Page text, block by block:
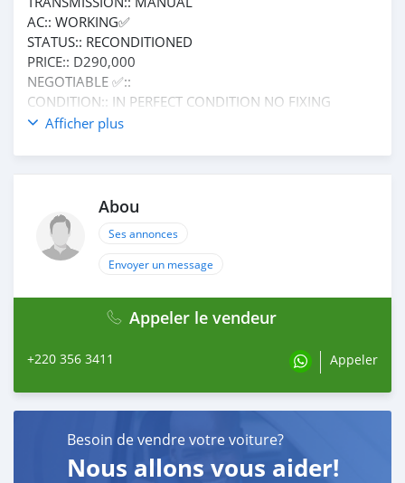
AC:: WORKING✅
STATUS:: RECONDITIONED
PRICE:: D290,000
NEGOTIABLE ✅::
CONDITION:: IN PERFECT CONDITION NO FIXING
NEEDED AND NO NOISES.
Afficher plus
Abou
Ses annonces
Envoyer un message
Appeler le vendeur
+220 356 3411 Appeler
Besoin de vendre votre voiture?
Nous allons vous aider!